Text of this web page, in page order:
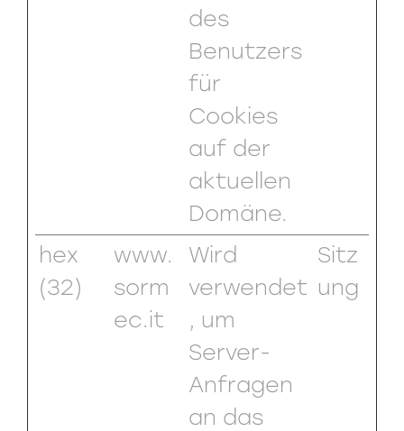
des
Benutzers
für
Cookies
auf der
aktuellen
Domäne.
hex
(32)
www.
sorm
ec.it
Wird
verwendet
, um
Server-
Anfragen
an das
Sitz
ung